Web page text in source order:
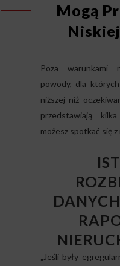
Mogą
Poza warunkami
powody, dla
niższej niż
przedstawiają
możesz spotkać się
„Jeśli były